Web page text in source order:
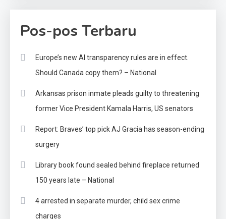
Pos-pos Terbaru
Europe’s new AI transparency rules are in effect.
Should Canada copy them? – National
Arkansas prison inmate pleads guilty to threatening
former Vice President Kamala Harris, US senators
Report: Braves’ top pick AJ Gracia has season-ending
surgery
Library book found sealed behind fireplace returned
150 years late – National
4 arrested in separate murder, child sex crime
charges